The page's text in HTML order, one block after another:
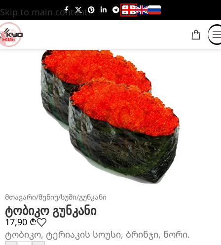
Skip to main content
მთავარი/მენიუ/სუში/გუნკანი
ტობიკო გუნკანი
17,90 ₾
ტობიკო, ტერიაკის სოუსი, ბრინჯი, ნორი.